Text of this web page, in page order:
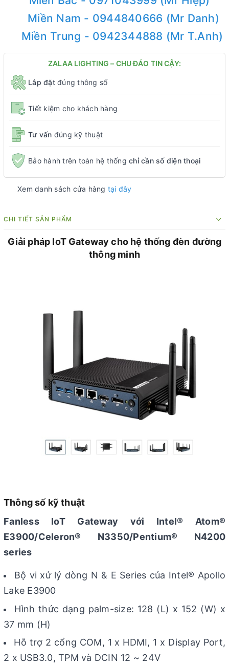
Miền Nam - 0944840666 (Mr Danh)
Miền Trung - 0942344888 (Mr T.Anh)
ZALAA LIGHTING – CHU ĐÁO TIN CẬY:
Lắp đặtđúng thông số
Tiết kiệm cho khách hàng
Tư vấn đúng kỹ thuật
Bảo hành trên toàn hệ thống chỉ cần số điện thoại
Xem danh sách cửa hàng tại đây
CHI TIẾT SẢN PHẨM
Giải pháp IoT Gateway cho hệ thống đèn đường
thông minh
Thông số kỹ thuật
Fanless IoT Gateway với Intel® Atom®
E3900/Celeron® N3350/Pentium® N4200
series
Bộ vi xử lý dòng N & E Series của Intel® Apollo
Lake E3900
Hình thức dạng palm-size: 128 (L) x 152 (W) x
37 mm (H)
Hỗ trợ 2 cổng COM, 1 x HDMI, 1 x Display Port,
2 x USB3.0, TPM và DCIN 12 ~ 24V